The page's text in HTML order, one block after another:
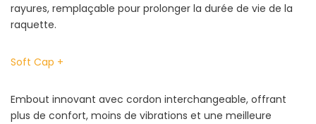
rayures, remplaçable pour prolonger la durée de vie de la
raquette.
Soft Cap +
Embout innovant avec cordon interchangeable, offrant
plus de confort, moins de vibrations et une meilleure